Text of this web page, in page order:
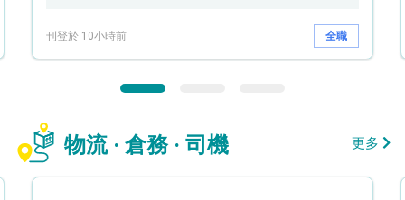
刊登於 10小時前 全職
物流 · 倉務 · 司機 更多